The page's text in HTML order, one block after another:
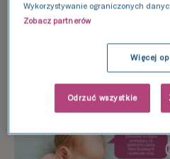
Jeśli zauważysz
śluzowych czy białek
maluszka, nie popadaj w
niezwłocznie skontaktuj
Wykorzystywanie ograniczonych
Zobacz partnerów
Więcej
Odrzuć wszystkie